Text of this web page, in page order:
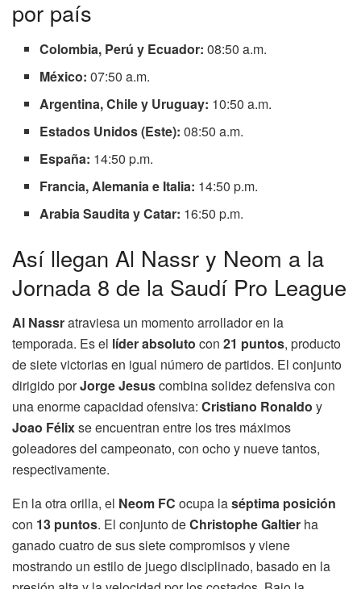
por país
Colombia, Perú y Ecuador: 08:50 a.m.
México: 07:50 a.m.
Argentina, Chile y Uruguay: 10:50 a.m.
Estados Unidos (Este): 08:50 a.m.
España: 14:50 p.m.
Francia, Alemania e Italia: 14:50 p.m.
Arabia Saudita y Catar: 16:50 p.m.
Así llegan Al Nassr y Neom a la
Jornada 8 de la Saudí Pro League
Al Nassratraviesa un momento arrollador en la
temporada. Es el líder absoluto con 21 puntos, producto
de siete victorias en igual número de partidos. El conjunto
dirigido porJorge Jesuscombina solidez defensiva con
una enorme capacidad ofensiva: Cristiano Ronaldo y
Joao Félixse encuentran entre los tres máximos
goleadores del campeonato, con ocho y nueve tantos,
respectivamente.
En la otra orilla, el Neom FC ocupa laséptima posición
con 13 puntos. El conjunto deChristophe Galtier ha
ganado cuatro de sus siete compromisos y viene
mostrando un estilo de juego disciplinado, basado en la